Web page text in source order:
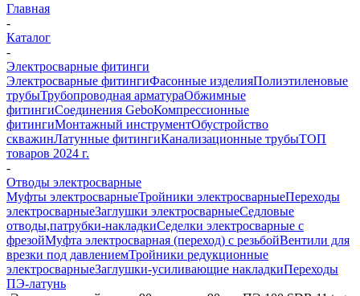
Главная
-
Каталог
-
Электросварные фитинги
Электросварные фитингиФасонные изделияПолиэтиленовые
трубыТрубопроводная арматураОбжимные
фитингиСоединения GeboКомпрессионные
фитингиМонтажный инструментОбустройство
скважинЛатунные фитингиКанализационные трубыТОП
товаров 2024 г.
-
Отводы электросварные
Муфты электросварныеТройники электросварныеПереходы
электросварныеЗаглушки электросварныеСедловые
отводы,патрубки-накладкиСеделки электросварные с
фрезойМуфта электросварная (переход) с резьбойВентили для
врезки под давлениемТройники редукционные
электросварныеЗаглушки-усиливающие накладкиПереходы
ПЭ-латунь